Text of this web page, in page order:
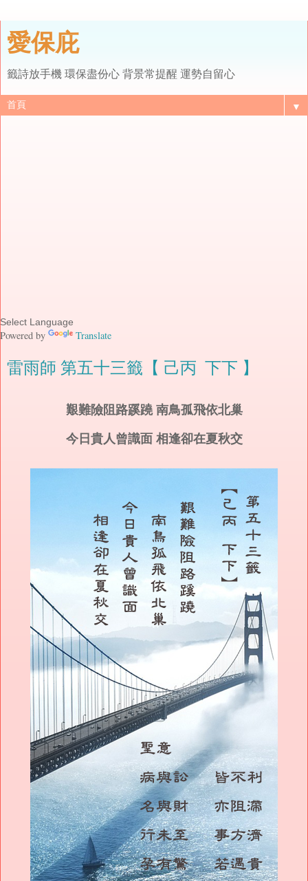
愛保庇
籤詩放手機 環保盡份心 背景常提醒 運勢自留心
▼
Powered by Translate
雷雨師 第五十三籤【 己丙 下下 】
艱難險阻路蹊蹺 南鳥孤飛依北巢
今日貴人曾識面 相逢卻在夏秋交